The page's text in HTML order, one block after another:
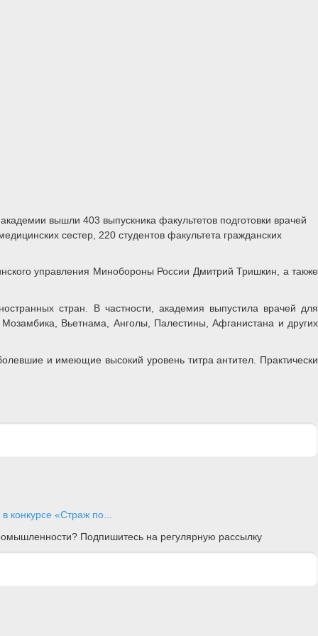
вышли 403 выпускника факультетов подготовки врачей
сестер, 220 студентов факультета гражданских
управления Минобороны России Дмитрий Тришкин, а также
стран. В частности, академия выпустила врачей для
Вьетнама, Анголы, Палестины, Афганистана и других
и имеющие высокий уровень титра антител. Практически
«Страж по...
Подпишитесь на регулярную рассылку